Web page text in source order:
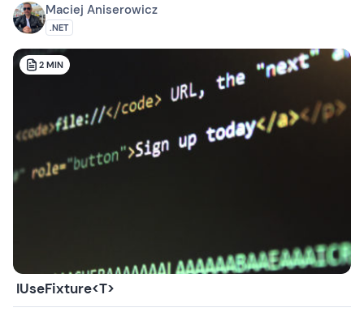
Maciej Aniserowicz
.NET
2 MIN
IUseFixture<T>